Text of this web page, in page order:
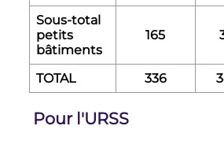
Sous-total
petits
bâtiments
165
TOTAL 336
Pour l'URSS